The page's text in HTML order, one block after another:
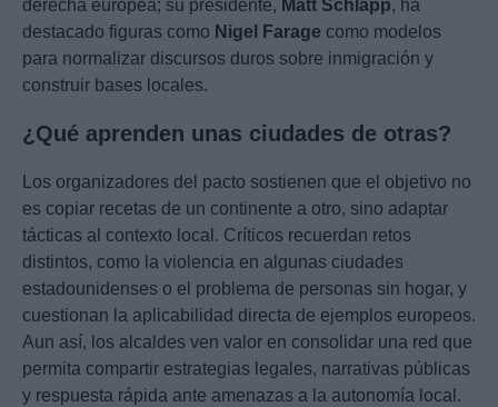
derecha europea; su presidente, Matt Schlapp, ha
destacado figuras como Nigel Farage como modelos
para normalizar discursos duros sobre inmigración y
construir bases locales.
¿Qué aprenden unas ciudades de otras?
Los organizadores del pacto sostienen que el objetivo no
es copiar recetas de un continente a otro, sino adaptar
tácticas al contexto local. Críticos recuerdan retos
distintos, como la violencia en algunas ciudades
estadounidenses o el problema de personas sin hogar, y
cuestionan la aplicabilidad directa de ejemplos europeos.
Aun así, los alcaldes ven valor en consolidar una red que
permita compartir estrategias legales, narrativas públicas
y respuesta rápida ante amenazas a la autonomía local.